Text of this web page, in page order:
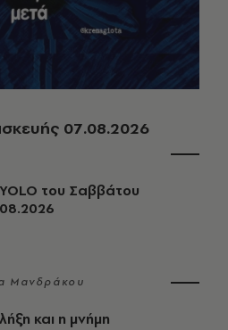
07.08.2026
του Σαββάτου
Μανδράκου
και η μνήμη